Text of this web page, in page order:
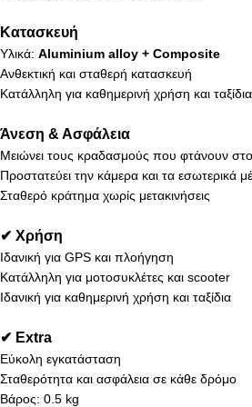
Κατασκευή
Υλικά: Aluminium alloy + Composite
Ανθεκτική και σταθερή κατασκευή
Κατάλληλη για καθημερινή χρήση και ταξίδια
Άνεση & Ασφάλεια
Μειώνει τους κραδασμούς που φτάνουν στο
Προστατεύει την κάμερα και τα εσωτερικά
Σταθερό κράτημα χωρίς μετακινήσεις
✔ Χρήση
Ιδανική για GPS και πλοήγηση
Κατάλληλη για μοτοσυκλέτες και scooter
Ιδανική για καθημερινή χρήση και ταξίδια
✔ Extra
Εύκολη εγκατάσταση
Σταθερότητα και ασφάλεια σε κάθε δρόμο
Βάρος: 0.5 kg